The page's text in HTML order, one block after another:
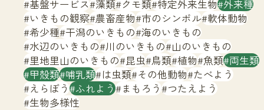
文字サイズ 小 中 大
生物多様性ふくおかウェブセンターとは
サイトマップ
基盤サービス 藻類 クモ類 特定外来生物 外来種
いきもの観察 農畜産物 市のシンボル 軟体動物
希少種 干潟のいきもの 海のいきもの
水辺のいきもの 川のいきもの 山のいきもの
里地里山のいきもの 昆虫 鳥類 植物 魚類 両生類
甲殻類 哺乳類 は虫類 その他動物 たべよう
えらぼう ふれよう まもろう つたえよう
生物多様性